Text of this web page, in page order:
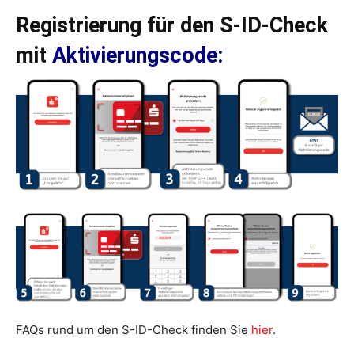
Registrierung für den S-ID-Check
mit Aktivierungscode:
FAQs rund um den S-ID-Check finden Sie hier.